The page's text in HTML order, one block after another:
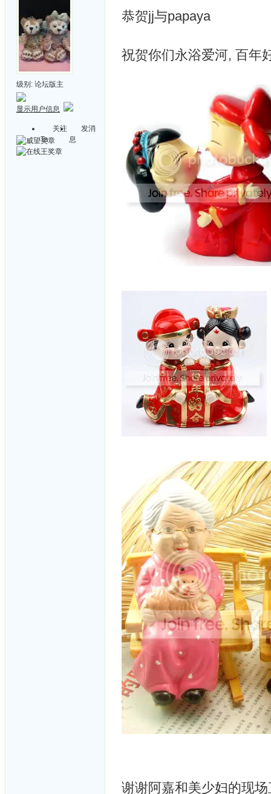
级别: 论坛版主
显示用户信息
关注
Ta
发消
息
恭贺jj与papaya
祝贺你们永浴爱河, 百年
谢谢阿嘉和美少妇的现